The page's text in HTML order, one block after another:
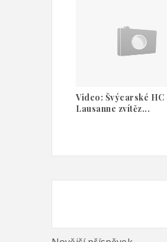
Video: Švýcarské HC
Lausanne zvítěz...